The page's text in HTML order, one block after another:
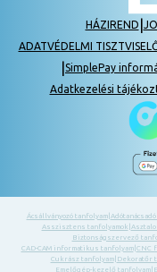
HÁZIREND
ADATVÉDELMI
SimplePay
Adatkezelési
Ácsállványozó tanfolyam|
Asszisztens tanfolyamok
Biztonságszervező
CAD-CAM informatikus tanfolyam| CNC
Cukrász tanfolyam| Dekoratőr
Emelőgép-kezelő tanfolyam